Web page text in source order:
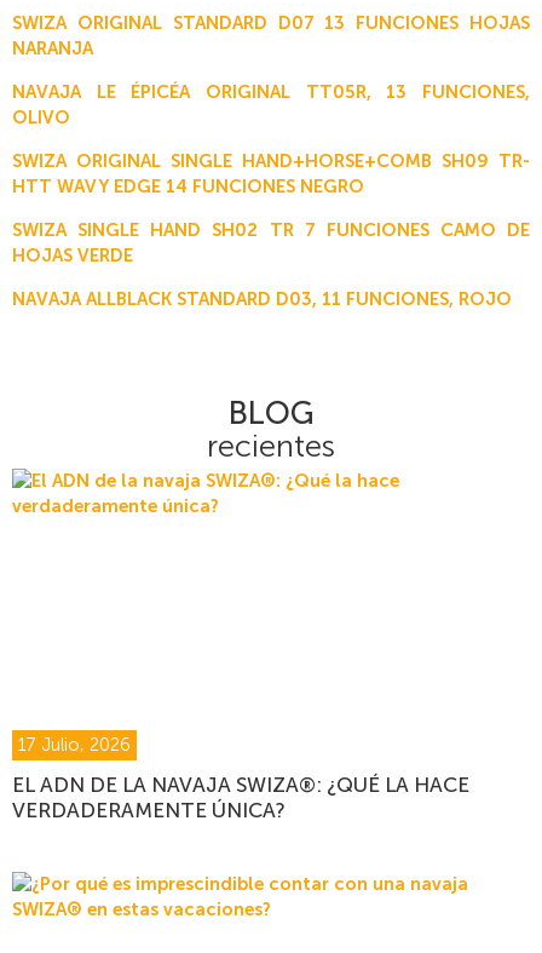
SWIZA ORIGINAL STANDARD D07 13 FUNCIONES HOJAS
NARANJA
NAVAJA LE ÉPICÉA ORIGINAL TT05R, 13 FUNCIONES,
OLIVO
SWIZA ORIGINAL SINGLE HAND+HORSE+COMB SH09 TR-
HTT WAVY EDGE 14 FUNCIONES NEGRO
SWIZA SINGLE HAND SH02 TR 7 FUNCIONES CAMO DE
HOJAS VERDE
NAVAJA ALLBLACK STANDARD D03, 11 FUNCIONES, ROJO
BLOG
recientes
17 Julio, 2026
EL ADN DE LA NAVAJA SWIZA®: ¿QUÉ LA HACE
VERDADERAMENTE ÚNICA?